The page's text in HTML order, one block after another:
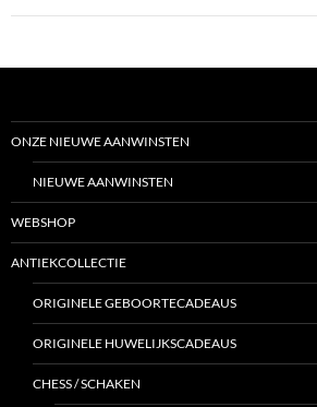
ONZE NIEUWE AANWINSTEN
NIEUWE AANWINSTEN
WEBSHOP
ANTIEKCOLLECTIE
ORIGINELE GEBOORTECADEAUS
ORIGINELE HUWELIJKSCADEAUS
CHESS / SCHAKEN